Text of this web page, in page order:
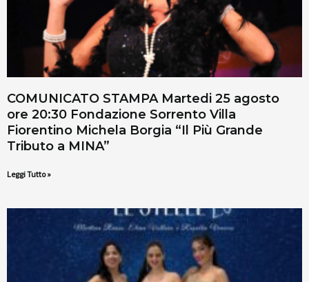
COMUNICATO STAMPA Martedi 25 agosto
ore 20:30 Fondazione Sorrento Villa
Fiorentino Michela Borgia “Il Più Grande
Tributo a MINA”
Leggi Tutto »